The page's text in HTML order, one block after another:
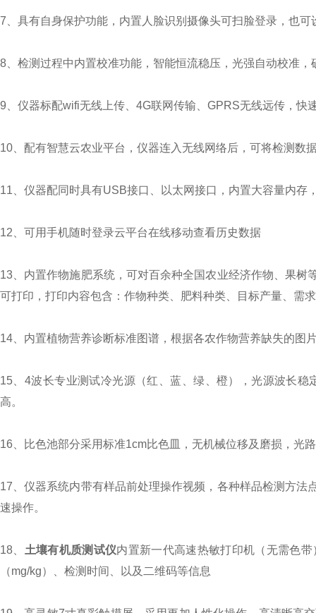
7、具有自身保护功能，内置人脸识别摄像头可扫脸登录，也
8、检测过程中内置校准功能，智能恒流稳压，光强自动校准，
9、仪器标配wifi无线上传、4G联网传输、GPRS无线远传，快
10、配有智慧云农业平台，仪器连入无线网络后，可将检测数
11、仪器配同时具有USB接口、以太网接口，内置大容量内存
12、可用手机随时登录云平台在线移动查看历史数据
13、内置作物施肥系统，可对百余种全国农业经济作物、果
可打印，打印内容包含：作物种类、肥料种类、目标产量、需
14、内置植物营养诊断标准图谱，根据各农作物营养缺失的图
15、4波长专业测试冷光源（红、蓝、绿、橙），光源波长
高。
16、比色池部分采用标准1cm比色皿，无机械位移及磨损，光
17、仪器系统内带有样品前处理操作视频，各种样品检测方
速操作。
18、 土壤有机质测试仪内置新一代高速热敏打印机（无需色
（mg/kg）、检测时间、以及二维码等信息